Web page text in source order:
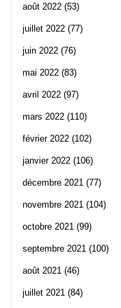
août 2022 (53)
juillet 2022 (77)
juin 2022 (76)
mai 2022 (83)
avril 2022 (97)
mars 2022 (110)
février 2022 (102)
janvier 2022 (106)
décembre 2021 (77)
novembre 2021 (104)
octobre 2021 (99)
septembre 2021 (100)
août 2021 (46)
juillet 2021 (84)